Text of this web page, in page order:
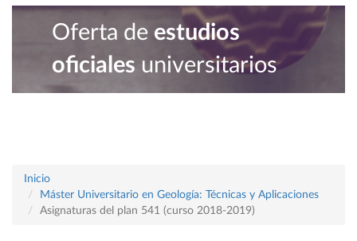
Oferta de estudios
oficiales universitarios
Inicio
Máster Universitario en Geología: Técnicas y Aplicaciones
Asignaturas del plan 541 (curso 2018-2019)